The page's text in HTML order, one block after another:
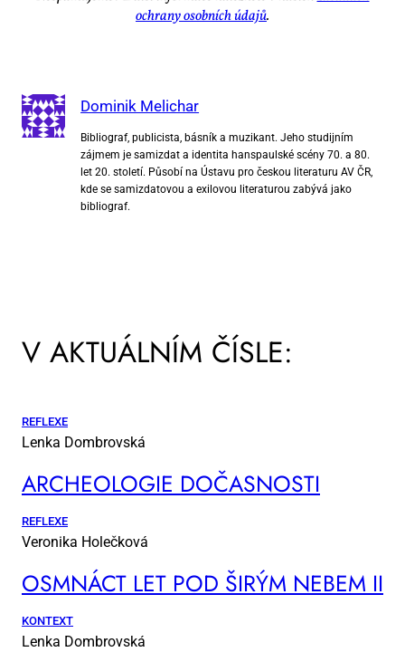
ochra­ny osob­ních úda­jů.
Dominik Melichar
Bibliograf, publicista, básník a muzikant. Jeho studijním
zájmem je samizdat a identita hanspaulské scény 70. a 80.
let 20. století. Působí na Ústavu pro českou literaturu AV ČR,
kde se samizdatovou a exilovou literaturou zabývá jako
bibliograf.
V AKTUÁLNÍM ČÍSLE:
REFLEXE
Lenka Dombrovská
AR­CHE­O­LO­GIE DO­ČAS­NOS­TI
REFLEXE
Veronika Holečková
OSM­NÁCT LET POD ŠI­RÝM NE­BEM II
KONTEXT
Lenka Dombrovská